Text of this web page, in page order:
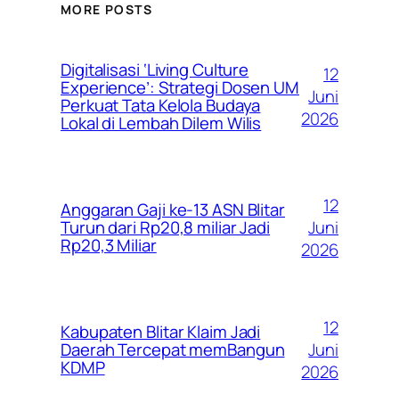
MORE POSTS
Digitalisasi ‘Living Culture
Experience’: Strategi Dosen UM
Perkuat Tata Kelola Budaya
Lokal di Lembah Dilem Wilis
12
Juni
2026
Anggaran Gaji ke-13 ASN Blitar
Turun dari Rp20,8 miliar Jadi
Rp20,3 Miliar
12
Juni
2026
Kabupaten Blitar Klaim Jadi
Daerah Tercepat memBangun
KDMP
12
Juni
2026